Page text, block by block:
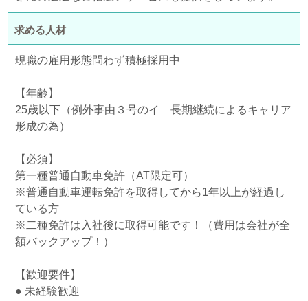
求める人材
現職の雇用形態問わず積極採用中
【年齢】
25歳以下（例外事由３号のイ 長期継続によるキャリア
形成の為）
【必須】
第一種普通自動車免許（AT限定可）
※普通自動車運転免許を取得してから1年以上が経過し
ている方
※二種免許は入社後に取得可能です！（費用は会社が全
額バックアップ！）
【歓迎要件】
● 未経験歓迎